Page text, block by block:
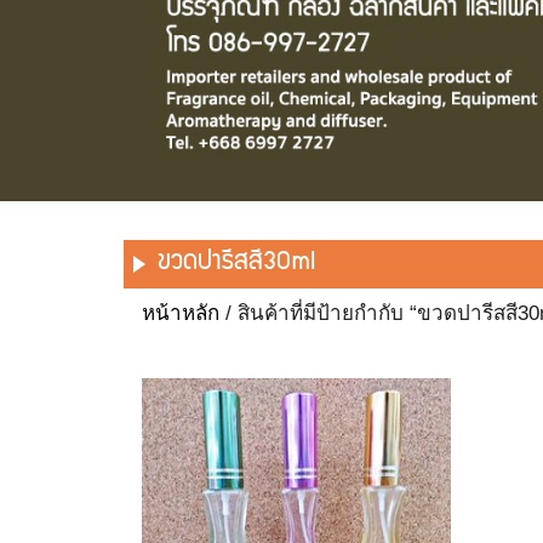
ขวดปารีสสี30ml
หน้าหลัก / สินค้าที่มีป้ายกำกับ “ขวดปารีสสี